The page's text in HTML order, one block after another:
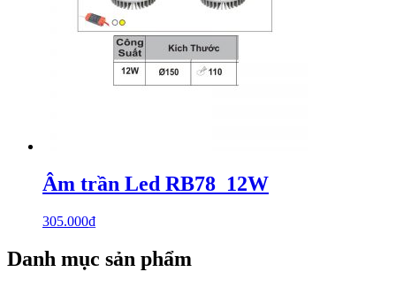
Âm trần Led RB78_12W
305.000₫
Danh mục sản phẩm